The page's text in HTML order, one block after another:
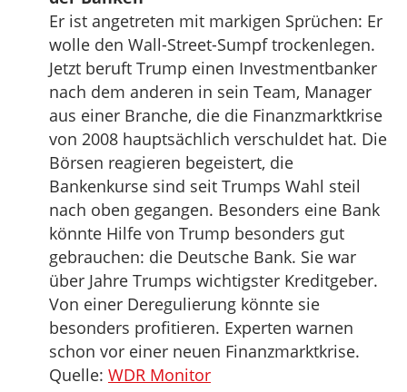
Er ist angetreten mit markigen Sprüchen: Er
wolle den Wall-Street-Sumpf trockenlegen.
Jetzt beruft Trump einen Investmentbanker
nach dem anderen in sein Team, Manager
aus einer Branche, die die Finanzmarktkrise
von 2008 hauptsächlich verschuldet hat. Die
Börsen reagieren begeistert, die
Bankenkurse sind seit Trumps Wahl steil
nach oben gegangen. Besonders eine Bank
könnte Hilfe von Trump besonders gut
gebrauchen: die Deutsche Bank. Sie war
über Jahre Trumps wichtigster Kreditgeber.
Von einer Deregulierung könnte sie
besonders profitieren. Experten warnen
schon vor einer neuen Finanzmarktkrise.
Quelle: WDR Monitor